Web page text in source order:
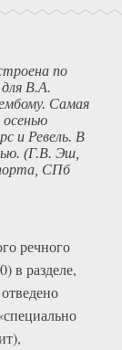
по
В.А.
Самая
осенью
и Ревель. В
(Г.В. Эш,
СПб
речного
в разделе,